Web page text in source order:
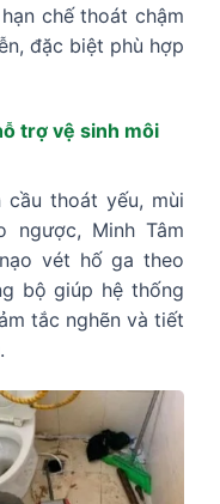
chế thoát chậm
đặc biệt phù hợp
trợ vệ sinh môi
cầu thoát yếu, mùi
ngược, Minh Tâm
vét hố ga theo
bộ giúp hệ thống
tắc nghẽn và tiết